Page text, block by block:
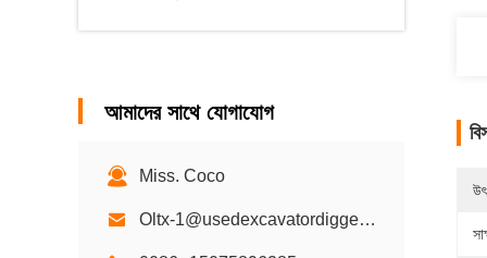
আমাদের সাথে যোগাযোগ
Miss. Coco
Oltx-1@usedexcavatordigger.com